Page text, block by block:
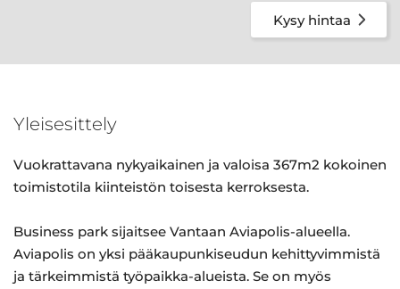
Kysy hintaa
Yleisesittely
Vuokrattavana nykyaikainen ja valoisa 367m2 kokoinen
toimistotila kiinteistön toisesta kerroksesta.
Business park sijaitsee Vantaan Aviapolis-alueella.
Aviapolis on yksi pääkaupunkiseudun kehittyvimmistä
ja tärkeimmistä työpaikka-alueista. Se on myös